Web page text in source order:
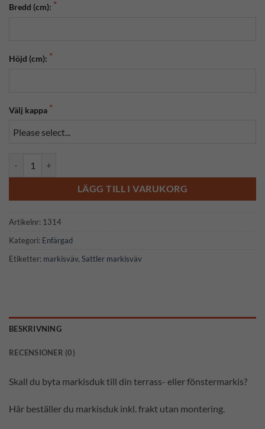
Bredd (cm):
Höjd (cm):
Välj kappa
LÄGG TILL I VARUKORG
Artikelnr: 1314
Kategori: Enfärgad
Etiketter: markisväv, Sattler markisväv
BESKRIVNING
RECENSIONER (0)
Skall du byta markisduk till din terrass- eller fönstermarkis?
Här beställer du markisduk inkl. frakt utan montering.